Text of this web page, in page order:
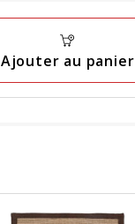
Ajouter au panier